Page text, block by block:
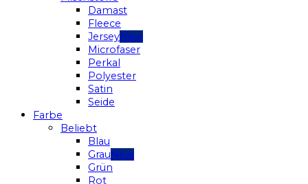
Damast
Fleece
Jersey
Microfaser
Perkal
Polyester
Satin
Seide
Farbe
Beliebt
Blau
Grau
Grün
Rot